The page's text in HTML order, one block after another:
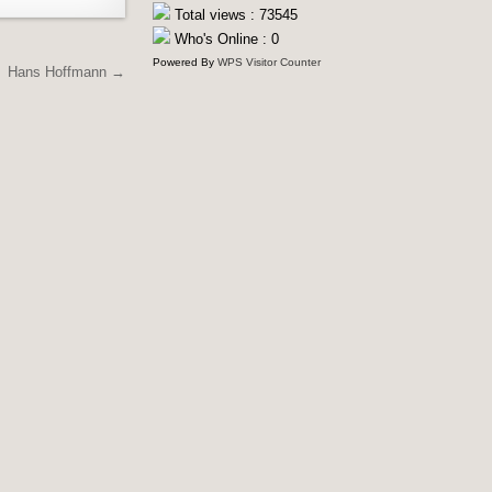
Hans Hoffmann →
Total views : 73545
Who's Online : 0
Powered By WPS Visitor Counter